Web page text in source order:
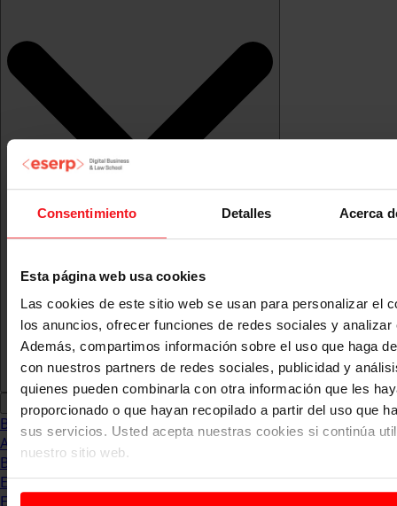
Consentimiento Detalles Acerca
Esta página web usa cookies
Las cookies de este sitio web se usan para personalizar el
los anuncios, ofrecer funciones de redes sociales y analizar
Además, compartimos información sobre el uso que haga
con nuestros partners de redes sociales, publicidad y
quienes pueden combinarla con otra información que les
proporcionado o que hayan recopilado a partir del uso que
sus servicios. Usted acepta nuestras cookies si continúa
nuestro sitio web.
Blog
Abogacia
Business
Empleo & Emprendimiento
Empresas